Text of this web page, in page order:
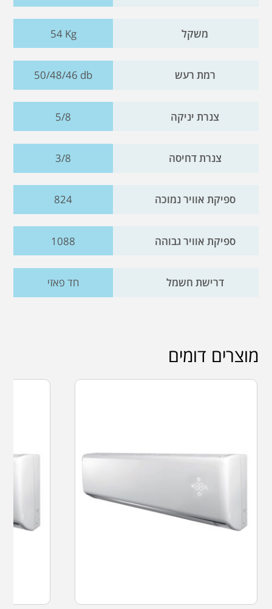
משקל 54 Kg
רמת רעש 50/48/46 db
צנרת יניקה 5/8
צנרת דחיסה 3/8
ספיקת אוויר נמוכה 824
ספיקת אוויר גבוהה 1088
דרישת חשמל חד פאזי
מוצרים דומים